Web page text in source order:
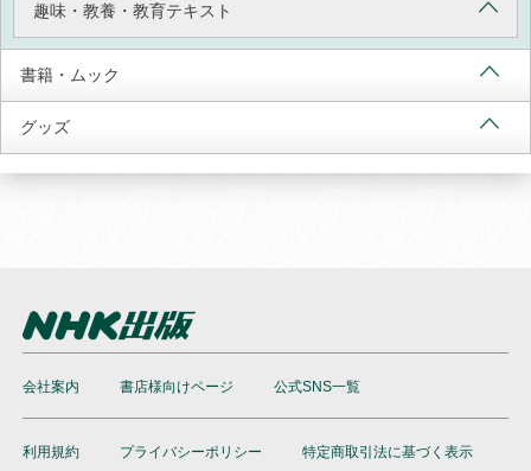
趣味・教養・教育テキスト
書籍・ムック
グッズ
会社案内 書店様向けページ 公式SNS一覧
利用規約 プライバシーポリシー 特定商取引法に基づく表示